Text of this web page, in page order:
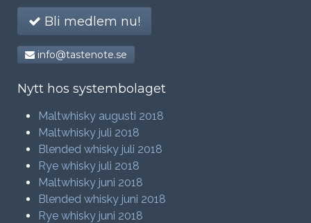
Bli medlem nu!
info@tastenote.se
Nytt hos systembolaget
Maltwhisky augusti 2018
Maltwhisky juli 2018
Blended whisky juli 2018
Rye whisky juli 2018
Maltwhisky juni 2018
Blended whisky juni 2018
Rye whisky juni 2018